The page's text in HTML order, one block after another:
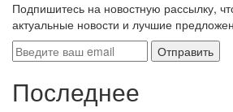
Подпишитесь на новостную рассылку,
актуальные новости и лучшие
Последнее